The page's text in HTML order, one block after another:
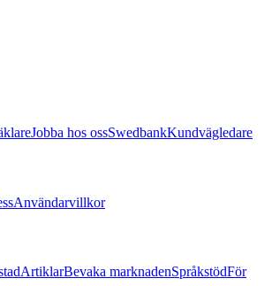
Jobba hos ossSwedbankKundvägledare
Användarvillkor
ArtiklarBevaka marknadenSpråkstödFör